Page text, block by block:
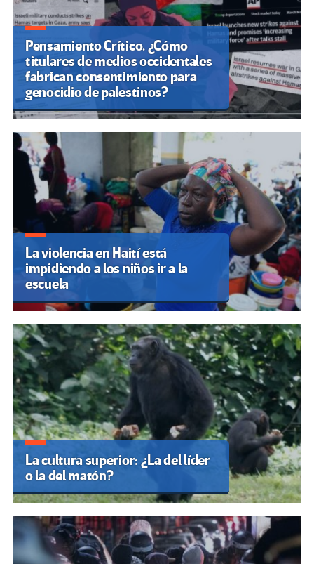
Pensamiento Crítico. ¿Cómo
titulares de medios occidentales
fabrican consentimiento para
genocidio de palestinos?
La violencia en Haití está
impidiendo a los niños ir a la
escuela
La cultura superior: ¿La del líder
o la del matón?